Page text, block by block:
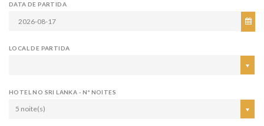
DATA DE PARTIDA
LOCAL DE PARTIDA
HOTEL NO SRI LANKA - Nº NOITES
5 noite(s)